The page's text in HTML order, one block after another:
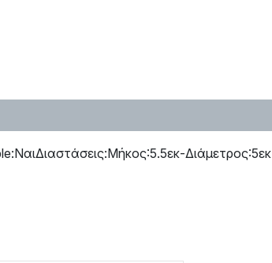
Διάμετρος:5εκ